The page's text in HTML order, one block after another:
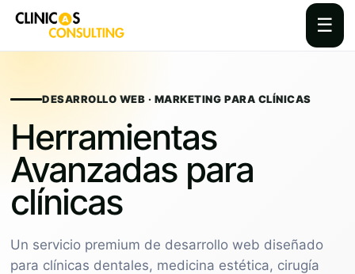
☰
contentDESARROLLO WEB · MARKETING PARA CLÍNICAS
Herramientas
Avanzadas para
clínicas
Un servicio premium de desarrollo web diseñado
para clínicas dentales, medicina estética, cirugía